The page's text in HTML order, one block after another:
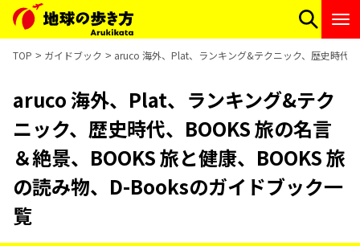
TOP ガイドブック aruco 海外、Plat、ランキング&テクニック、歴史時代
aruco 海外、Plat、ランキング&テク
ニック、歴史時代、BOOKS 旅の名言
＆絶景、BOOKS 旅と健康、BOOKS 旅
の読み物、D-Booksのガイドブック一
覧